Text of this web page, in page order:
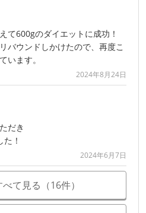
て600gのダイエットに成功！
バウンドしかけたので、再度こ
います。
2024年8月24日
だき
！
2024年6月7日
て見る（16件）